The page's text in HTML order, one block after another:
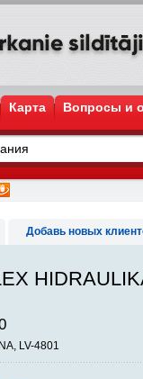
Карта Вопросы и
Добавь новых
LV-4801